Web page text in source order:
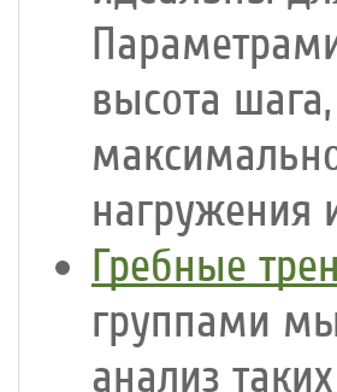
высота
нагружения
Гребные
группами
анализ